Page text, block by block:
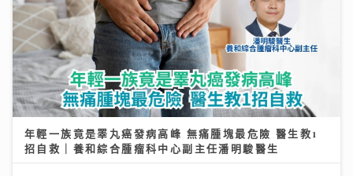
年輕一族竟是睪丸癌發病高峰 無痛腫塊最危險 醫生教1
招自救｜養和綜合腫瘤科中心副主任潘明駿醫生